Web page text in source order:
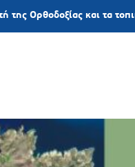
και τα τοπικά έθιμα